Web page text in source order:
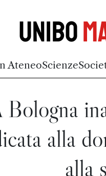
Unibo
AteneoScienze
Bologna
alla
alla